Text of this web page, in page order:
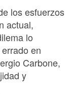
los esfuerzos
actual,
lo
en
Carbone,
y